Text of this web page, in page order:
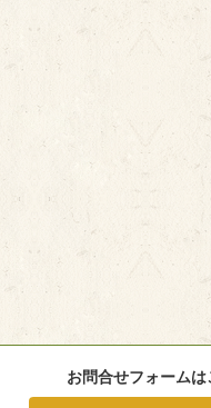
お問合せフォームは